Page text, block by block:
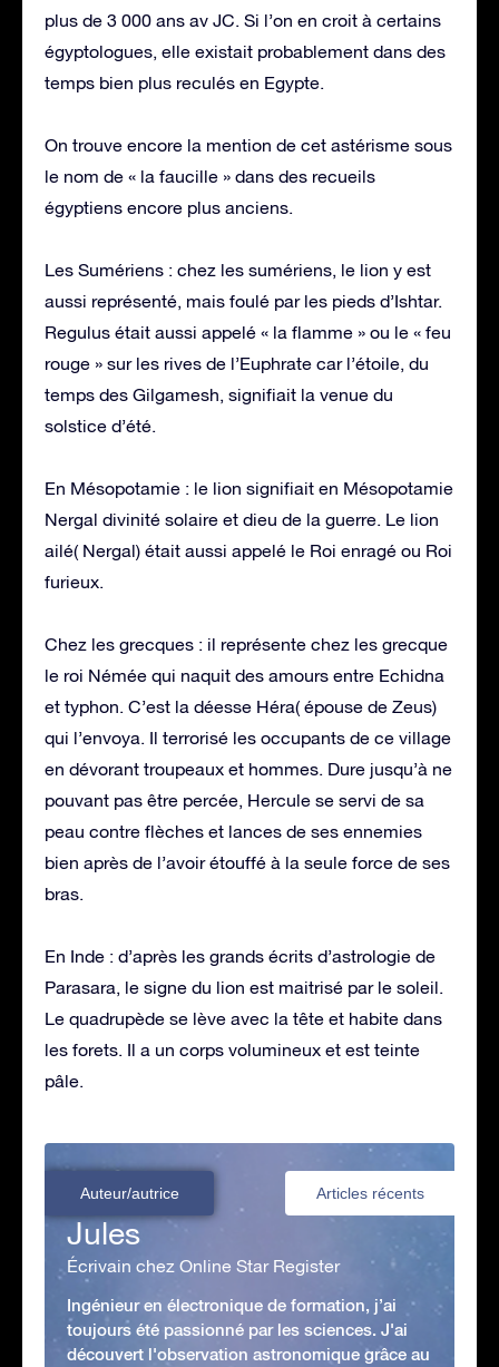
plus de 3 000 ans av JC. Si l’on en croit à certains
égyptologues, elle existait probablement dans des
temps bien plus reculés en Egypte.
On trouve encore la mention de cet astérisme sous
le nom de « la faucille » dans des recueils
égyptiens encore plus anciens.
Les Sumériens : chez les sumériens, le lion y est
aussi représenté, mais foulé par les pieds d’Ishtar.
Regulus était aussi appelé « la flamme » ou le « feu
rouge » sur les rives de l’Euphrate car l’étoile, du
temps des Gilgamesh, signifiait la venue du
solstice d’été.
En Mésopotamie : le lion signifiait en Mésopotamie
Nergal divinité solaire et dieu de la guerre. Le lion
ailé( Nergal) était aussi appelé le Roi enragé ou Roi
furieux.
Chez les grecques : il représente chez les grecque
le roi Némée qui naquit des amours entre Echidna
et typhon. C’est la déesse Héra( épouse de Zeus)
qui l’envoya. Il terrorisé les occupants de ce village
en dévorant troupeaux et hommes. Dure jusqu’à ne
pouvant pas être percée, Hercule se servi de sa
peau contre flèches et lances de ses ennemies
bien après de l’avoir étouffé à la seule force de ses
bras.
En Inde : d’après les grands écrits d’astrologie de
Parasara, le signe du lion est maitrisé par le soleil.
Le quadrupède se lève avec la tête et habite dans
les forets. Il a un corps volumineux et est teinte
pâle.
Auteur/autrice Articles récents
Jules
Écrivain chez Online Star Register
Ingénieur en électronique de formation, j’ai
toujours été passionné par les sciences. J'ai
découvert l'observation astronomique grâce au